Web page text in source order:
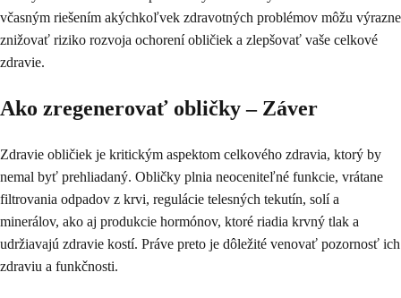
včasným riešením akýchkoľvek zdravotných problémov môžu výrazne
znižovať riziko rozvoja ochorení obličiek a zlepšovať vaše celkové
zdravie.
Ako zregenerovať obličky – Záver
Zdravie obličiek je kritickým aspektom celkového zdravia, ktorý by
nemal byť prehliadaný. Obličky plnia neoceniteľné funkcie, vrátane
filtrovania odpadov z krvi, regulácie telesných tekutín, solí a
minerálov, ako aj produkcie hormónov, ktoré riadia krvný tlak a
udržiavajú zdravie kostí. Práve preto je dôležité venovať pozornosť ich
zdraviu a funkčnosti.